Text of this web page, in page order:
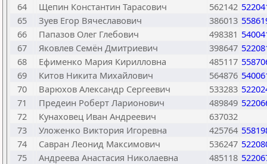
64
Щепин Константин Тарасович 562142
65
Зуев Егор Вячеславович 386013
66
Папазов Олег Глебович 498381
67
Яковлев Семён Дмитриевич 398647
68
Ефименко Мария Кирилловна 485117
69
Китов Никита Михайлович 564876
70
Варюхов Александр Сергеевич 533283
71
Предеин Роберт Ларионович 489849
72
Кунаховец Иван Андреевич
637032
73
Уложенко Виктория Игоревна 425764
74
Савран Леонид Максимович 536247
75
Андреева Анастасия Николаевна 485118